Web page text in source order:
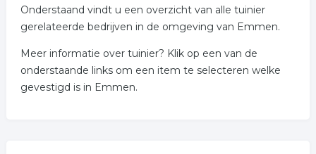
Onderstaand vindt u een overzicht van alle tuinier
gerelateerde bedrijven in de omgeving van Emmen.
Meer informatie over tuinier? Klik op een van de
onderstaande links om een item te selecteren welke
gevestigd is in Emmen.